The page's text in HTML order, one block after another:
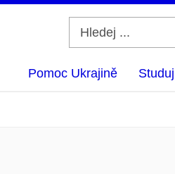
Pomoc Ukrajině